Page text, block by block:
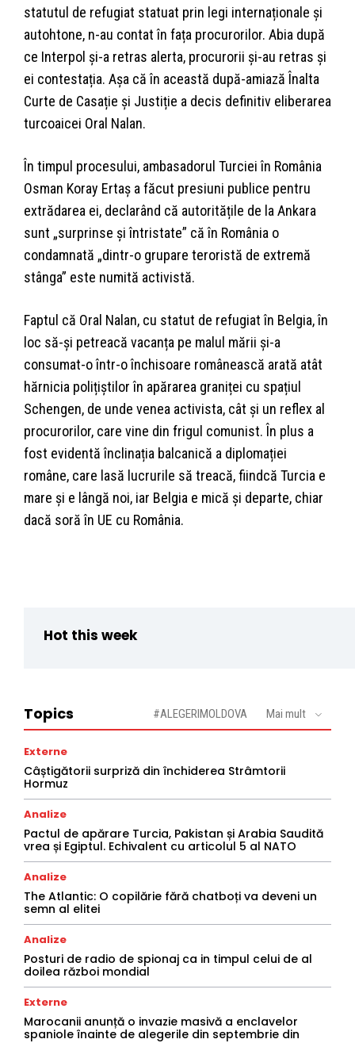
statutul de refugiat statuat prin legi internaționale și
autohtone, n-au contat în fața procurorilor. Abia după
ce Interpol și-a retras alerta, procurorii și-au retras și
ei contestația. Așa că în această după-amiază Înalta
Curte de Casație și Justiție a decis definitiv eliberarea
turcoaicei Oral Nalan.
În timpul procesului, ambasadorul Turciei în România
Osman Koray Ertaş a făcut presiuni publice pentru
extrădarea ei, declarând că autoritățile de la Ankara
sunt „surprinse și întristate” că în România o
condamnată „dintr-o grupare teroristă de extremă
stânga” este numită activistă.
Faptul că Oral Nalan, cu statut de refugiat în Belgia, în
loc să-și petreacă vacanța pe malul mării și-a
consumat-o într-o închisoare românească arată atât
hărnicia polițiștilor în apărarea graniței cu spațiul
Schengen, de unde venea activista, cât și un reflex al
procurorilor, care vine din frigul comunist. În plus a
fost evidentă înclinația balcanică a diplomației
române, care lasă lucrurile să treacă, fiindcă Turcia e
mare și e lângă noi, iar Belgia e mică și departe, chiar
dacă soră în UE cu România.
Hot this week
Topics #ALEGERIMOLDOVA Mai mult
Externe
Câștigătorii surpriză din închiderea Strâmtorii
Hormuz
Analize
Pactul de apărare Turcia, Pakistan și Arabia Saudită
vrea și Egiptul. Echivalent cu articolul 5 al NATO
Analize
The Atlantic: O copilărie fără chatboți va deveni un
semn al elitei
Analize
Posturi de radio de spionaj ca in timpul celui de al
doilea război mondial
Externe
Marocanii anunță o invazie masivă a enclavelor
spaniole înainte de alegerile din septembrie din